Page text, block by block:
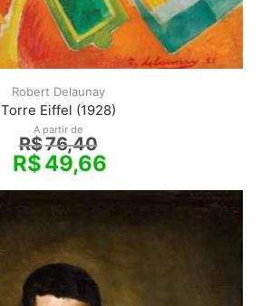
Robert Delaunay
Torre Eiffel (1928)
A partir de
R$76,40
R$49,66